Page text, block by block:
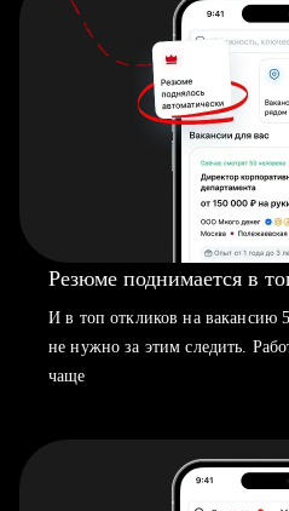
Резюме поднимается в
И в топ откликов на вакансию
не нужно за этим следить.
чаще